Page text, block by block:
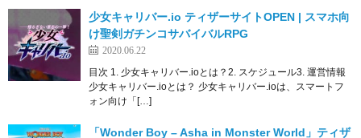
少女キャリバー.io ティザーサイトOPEN | スマホ向
け聖剣ガチンコサバイバルRPG
2020.06.22
目次 1. 少女キャリバー.ioとは？2. スケジュール3. 運営情報
少女キャリバー.ioとは？ 少女キャリバー.ioは、スマートフ
ォン向け「[…]
「Wonder Boy – Asha in Monster World」ティザ